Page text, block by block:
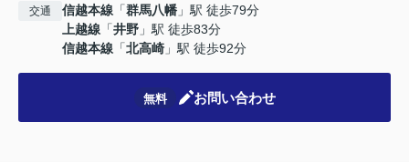
交通 信越本線 「群馬八幡 」駅 徒歩79分
上越線 「井野 」駅 徒歩83分
信越本線 「北高崎 」駅 徒歩92分
無料 お問い合わせ